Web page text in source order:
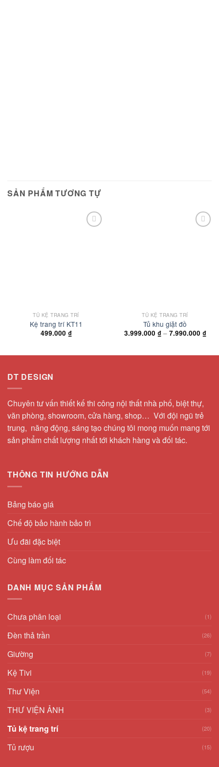
SẢN PHẨM TƯƠNG TỰ
TỦ KỆ TRANG TRÍ
Kệ trang trí KT11
499.000 ₫
TỦ KỆ TRANG TRÍ
Tủ khu giặt đồ
3.999.000 ₫– 7.990.000 ₫
DT DESIGN
Chuyên tư vấn thiết kế thi công nội thất nhà phố, biệt thự,
văn phòng, showroom, cửa hàng, shop… Với đội ngũ trẻ
trung, năng động, sáng tạo chúng tôi mong muốn mang tới
sản phẩm chất lượng nhất tới khách hàng và đối tác.
THÔNG TIN HƯỚNG DẪN
Bảng báo giá
Chế độ bảo hành bảo trì
Ưu đãi đặc biệt
Cùng làm đối tác
DANH MỤC SẢN PHẨM
Chưa phân loại (1)
Đèn thả trần (26)
Giường (7)
Kệ Tivi (19)
Thư Viện (54)
THƯ VIỆN ẢNH (3)
Tủ kệ trang trí (20)
Tủ rượu (15)